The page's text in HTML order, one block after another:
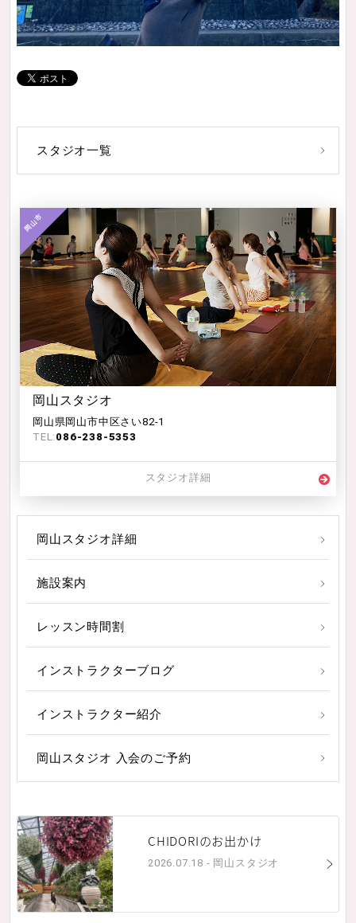
スタジオ一覧
岡山スタジオ
岡山県岡山市中区さい82-1
TEL: 086-238-5353
スタジオ詳細
岡山スタジオ詳細
施設案内
レッスン時間割
インストラクターブログ
インストラクター紹介
岡山スタジオ 入会のご予約
CHIDORIのお出かけ
2026.07.18 - 岡山スタジオ